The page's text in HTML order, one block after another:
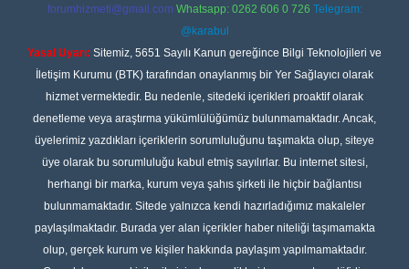
forumhizmeti@gmail.com Whatsapp: 0262 606 0 726 Telegram:
@karabul
Yasal Uyarı: Sitemiz, 5651 Sayılı Kanun gereğince Bilgi Teknolojileri ve
İletişim Kurumu (BTK) tarafından onaylanmış bir Yer Sağlayıcı olarak
hizmet vermektedir. Bu nedenle, sitedeki içerikleri proaktif olarak
denetleme veya araştırma yükümlülüğümüz bulunmamaktadır. Ancak,
üyelerimiz yazdıkları içeriklerin sorumluluğunu taşımakta olup, siteye
üye olarak bu sorumluluğu kabul etmiş sayılırlar. Bu internet sitesi,
herhangi bir marka, kurum veya şahıs şirketi ile hiçbir bağlantısı
bulunmamaktadır. Sitede yalnızca kendi hazırladığımız makaleler
paylaşılmaktadır. Burada yer alan içerikler haber niteliği taşımamakta
olup, gerçek kurum ve kişiler hakkında paylaşım yapılmamaktadır.